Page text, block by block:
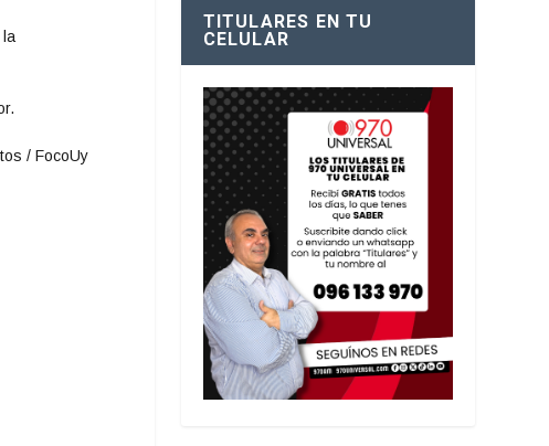
la
/ FocoUy
TITULARES EN TU
CELULAR